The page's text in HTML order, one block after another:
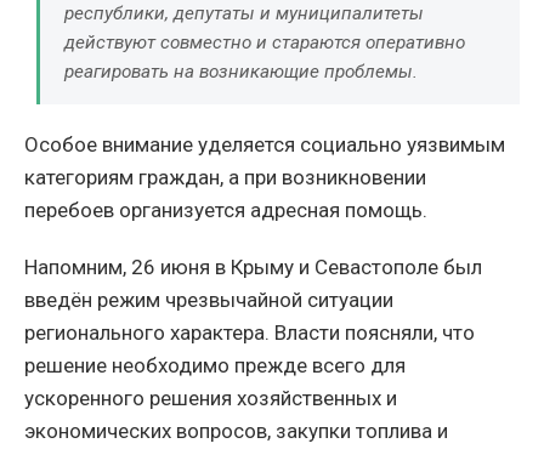
республики, депутаты и муниципалитеты
действуют совместно и стараются оперативно
реагировать на возникающие проблемы.
Особое внимание уделяется социально уязвимым
категориям граждан, а при возникновении
перебоев организуется адресная помощь.
Напомним, 26 июня в Крыму и Севастополе был
введён режим чрезвычайной ситуации
регионального характера. Власти поясняли, что
решение необходимо прежде всего для
ускоренного решения хозяйственных и
экономических вопросов, закупки топлива и